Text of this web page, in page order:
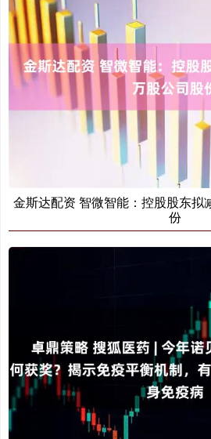
金斯达配资 智微智能：控股股东拟
份